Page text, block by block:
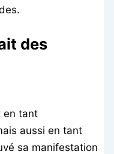
des
en tant
aussi en tant
sa manifestation